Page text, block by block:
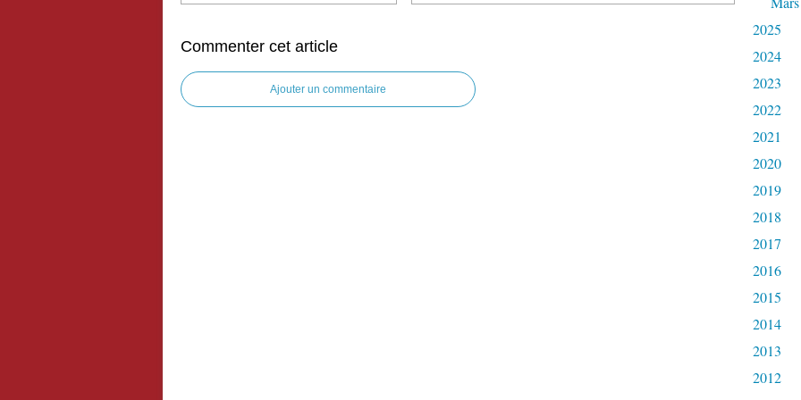
Commenter cet article
Ajouter un commentaire
2025
2024
2023
2022
2021
2020
2019
2018
2017
2016
2015
2014
2013
2012